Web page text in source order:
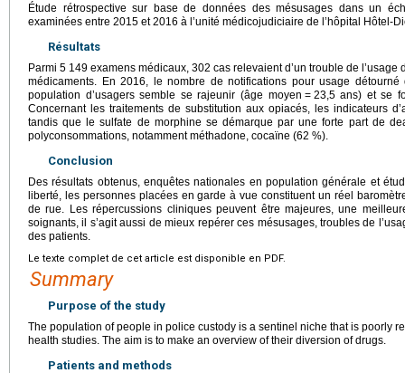
Étude rétrospective sur base de données des mésusages dans un
examinées entre 2015 et 2016 à l’unité médicojudiciaire de l’hôpital Hôtel-
Résultats
Parmi 5 149 examens médicaux, 302 cas relevaient d’un trouble de
médicaments. En 2016, le nombre de notifications pour usage
population d’usagers semble se rajeunir (âge moyen = 23,5 ans) et se
Concernant les traitements de substitution aux opiacés, les indicateurs
tandis que le sulfate de morphine se démarque par une forte part de
polyconsommations, notamment méthadone, cocaïne (62 %).
Conclusion
Des résultats obtenus, enquêtes nationales en population générale et
liberté, les personnes placées en garde à vue constituent un réel
de rue. Les répercussions cliniques peuvent être majeures, une
soignants, il s’agit aussi de mieux repérer ces mésusages, troubles de
des patients.
Le texte complet de cet article est disponible en PDF.
Summary
Purpose of the study
The population of people in police custody is a sentinel niche that is poorly
health studies. The aim is to make an overview of their diversion of drugs.
Patients and methods